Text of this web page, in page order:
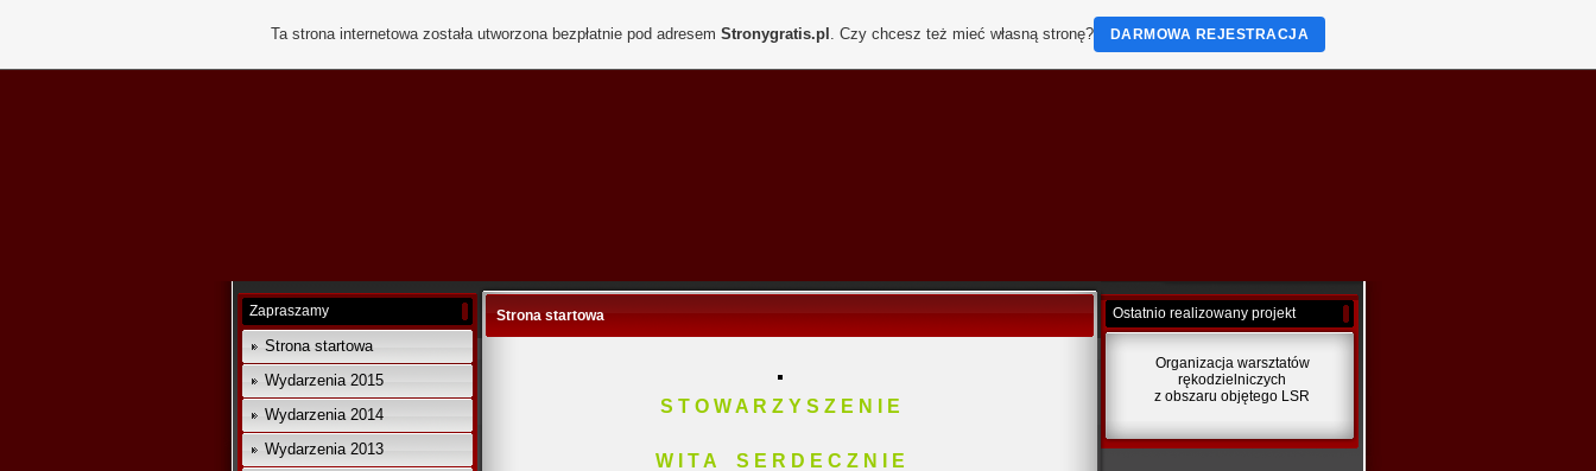
Zapraszamy
Strona startowa
Wydarzenia 2015
Wydarzenia 2014
Wydarzenia 2013
Strona startowa
S T O W A R Z Y S Z E N I E
W I T A S E R D E C Z N I E
Ostatnio realizowany projekt
Organizacja warsztatów
rękodzielniczych
z obszaru objętego LSR
Ta strona internetowa została utworzona bezpłatnie pod adresem Stronygratis.pl . Czy chcesz też mieć własną stronę? DARMOWA REJESTRACJA